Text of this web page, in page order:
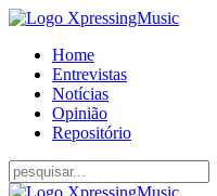
Home
Entrevistas
Notícias
Opinião
Repositório